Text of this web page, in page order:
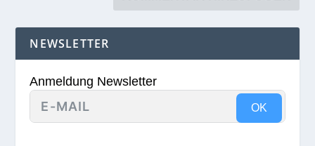
NEWSLETTER
Anmeldung Newsletter
OK